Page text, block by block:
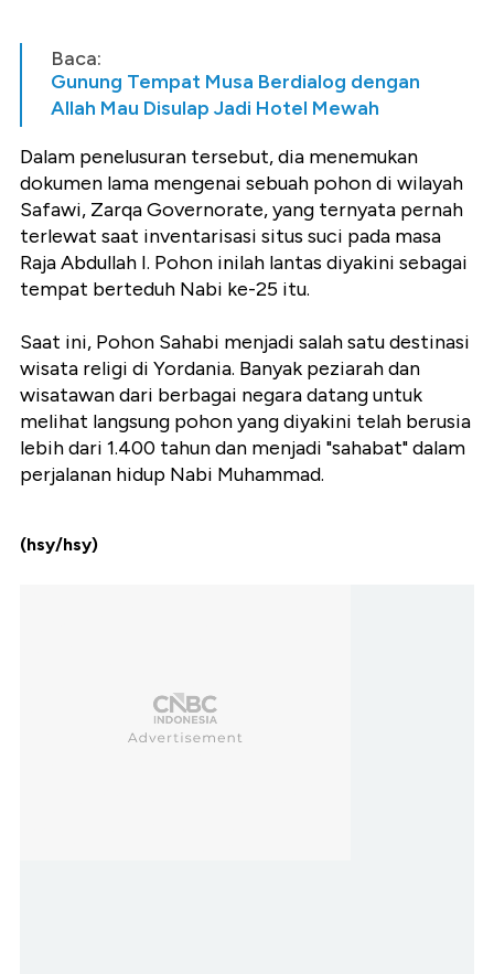
Baca:
Gunung Tempat Musa Berdialog dengan
Allah Mau Disulap Jadi Hotel Mewah
Dalam penelusuran tersebut, dia menemukan
dokumen lama mengenai sebuah pohon di wilayah
Safawi, Zarqa Governorate, yang ternyata pernah
terlewat saat inventarisasi situs suci pada masa
Raja Abdullah I. Pohon inilah lantas diyakini sebagai
tempat berteduh Nabi ke-25 itu.
Saat ini, Pohon Sahabi menjadi salah satu destinasi
wisata religi di Yordania. Banyak peziarah dan
wisatawan dari berbagai negara datang untuk
melihat langsung pohon yang diyakini telah berusia
lebih dari 1.400 tahun dan menjadi "sahabat" dalam
perjalanan hidup Nabi Muhammad.
(hsy/hsy)